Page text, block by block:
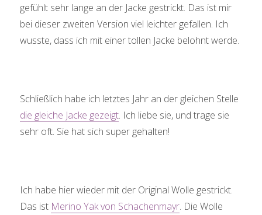
gefühlt sehr lange an der Jacke gestrickt. Das ist mir
bei dieser zweiten Version viel leichter gefallen. Ich
wusste, dass ich mit einer tollen Jacke belohnt werde.
Schließlich habe ich letztes Jahr an der gleichen Stelle
die gleiche Jacke gezeigt. Ich liebe sie, und trage sie
sehr oft. Sie hat sich super gehalten!
Ich habe hier wieder mit der Original Wolle gestrickt.
Das ist Merino Yak von Schachenmayr. Die Wolle